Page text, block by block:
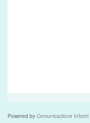
Powered by Comunicazione Inform